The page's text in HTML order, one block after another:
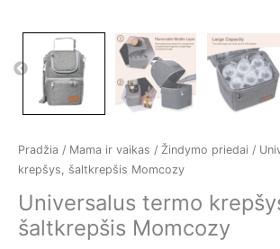
Pradžia / Mama ir vaikas / Žindymo priedai /
krepšys, šaltkrepšis Momcozy
Universalus termo
šaltkrepšis Momcozy